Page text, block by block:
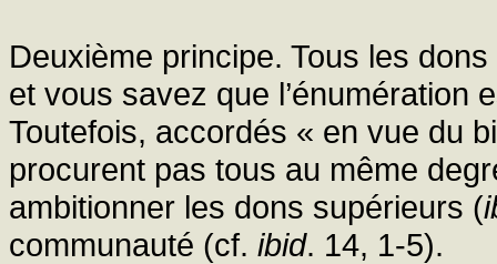
Deuxième principe. Tous les
et vous savez que l’énumération
Toutefois, accordés « en vue du
procurent pas tous au même
ambitionner les dons supérieurs (
communauté (cf. ibid. 14, 1-5).